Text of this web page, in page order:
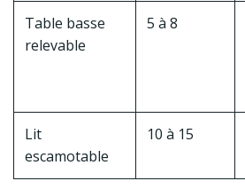
Table basse
relevable
5 à 8
Lit
escamotable
10 à 15